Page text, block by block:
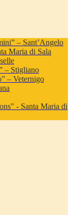
– Sant’Angelo
Maria di Sala
– Stigliano
– Veternigo
- Santa Maria di